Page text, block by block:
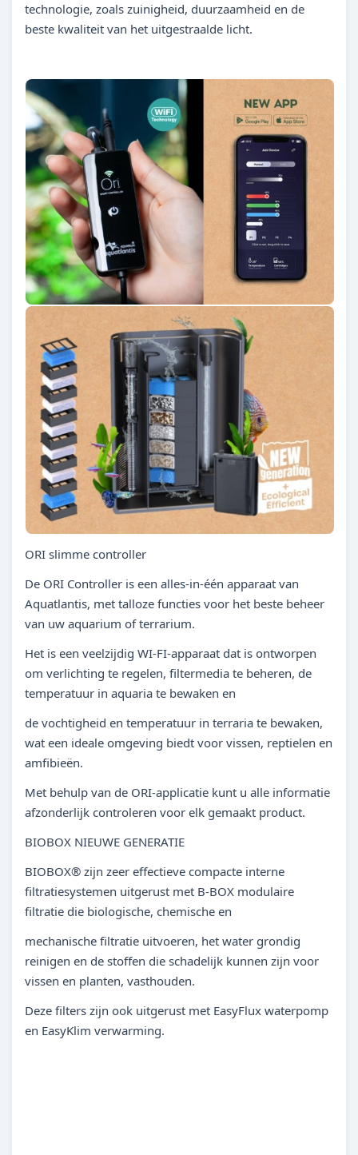
technologie, zoals zuinigheid, duurzaamheid en de
beste kwaliteit van het uitgestraalde licht.
ORI slimme controller
De ORI Controller is een alles-in-één apparaat van
Aquatlantis, met talloze functies voor het beste beheer
van uw aquarium of terrarium.
Het is een veelzijdig WI-FI-apparaat dat is ontworpen
om verlichting te regelen, filtermedia te beheren, de
temperatuur in aquaria te bewaken en
de vochtigheid en temperatuur in terraria te bewaken,
wat een ideale omgeving biedt voor vissen, reptielen en
amfibieën.
Met behulp van de ORI-applicatie kunt u alle informatie
afzonderlijk controleren voor elk gemaakt product.
BIOBOX NIEUWE GENERATIE
BIOBOX® zijn zeer effectieve compacte interne
filtratiesystemen uitgerust met B-BOX modulaire
filtratie die biologische, chemische en
mechanische filtratie uitvoeren, het water grondig
reinigen en de stoffen die schadelijk kunnen zijn voor
vissen en planten, vasthouden.
Deze filters zijn ook uitgerust met EasyFlux waterpomp
en EasyKlim verwarming.